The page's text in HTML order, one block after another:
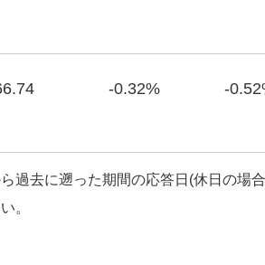
-0.32% -
過去に遡った期間の応答日(休日の場
。